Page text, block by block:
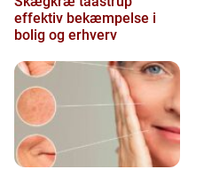
effektiv bekæmpelse i
bolig og erhverv